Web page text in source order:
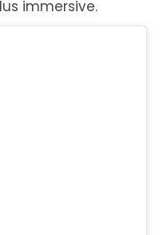
immersive.